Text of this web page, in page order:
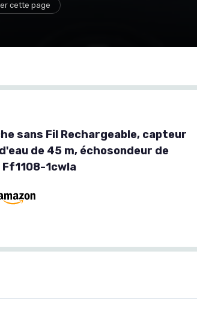
cette page
sans Fil Rechargeable, capteur
de 45 m, échosondeur de
1cwla